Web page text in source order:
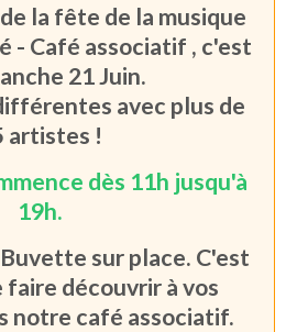
la fête de la musique
- Café associatif , c'est
21 Juin.
avec plus de
artistes !
dès 11h jusqu'à
19h.
sur place. C'est
faire découvrir à vos
notre café associatif.